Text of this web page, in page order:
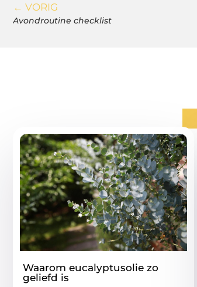
← VORIG
Avondroutine checklist
Waarom eucalyptusolie zo
geliefd is